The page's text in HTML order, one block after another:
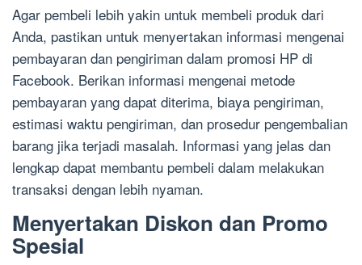
Agar pembeli lebih yakin untuk membeli produk dari
Anda, pastikan untuk menyertakan informasi mengenai
pembayaran dan pengiriman dalam promosi HP di
Facebook. Berikan informasi mengenai metode
pembayaran yang dapat diterima, biaya pengiriman,
estimasi waktu pengiriman, dan prosedur pengembalian
barang jika terjadi masalah. Informasi yang jelas dan
lengkap dapat membantu pembeli dalam melakukan
transaksi dengan lebih nyaman.
Menyertakan Diskon dan Promo
Spesial